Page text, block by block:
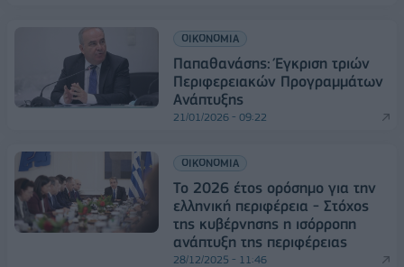
ΟΙΚΟΝΟΜΙΑ
Παπαθανάσης: Έγκριση τριών
Περιφερειακών Προγραμμάτων
Ανάπτυξης
21/01/2026 - 09:22
ΟΙΚΟΝΟΜΙΑ
Το 2026 έτος ορόσημο για την
ελληνική περιφέρεια - Στόχος
της κυβέρνησης η ισόρροπη
ανάπτυξη της περιφέρειας
28/12/2025 - 11:46